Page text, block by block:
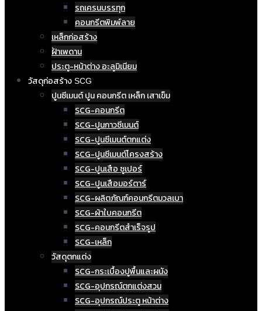
รถเครนบรรทุก
คอนกรีตพิมพ์ลาย
เหล็กก่อสร้าง
ฝ้าเพดาน
ประตู-หน้าต่าง อะลูมิเนียม
วัสดุก่อสร้าง SCG
ปูนซีเมนต์ ปูน คอนกรีต เหล็ก เสาเข็ม
SCG-คอนกรีต
SCG-ปูนกาวซีเมนต์
SCG-ปูนซีเมนต์ตกแต่ง
SCG-ปูนซีเมนต์โครงสร้าง
SCG-ปูนเสือ ซูเปอร์
SCG-ปูนเสือมอร์ตาร์
SCG-ผลิตภัณฑ์คอนกรีตมวลเบา
SCG-ผ้าใบคอนกรีต
SCG-คอนกรีตสำเร็จรูป
SCG-เหล็ก
วัสดุตกแต่ง
SCG-กระเบื้องปูพื้นและผนัง
SCG-อุปกรณ์ตกแต่งสวน
SCG-อุปกรณ์ประตู หน้าต่าง